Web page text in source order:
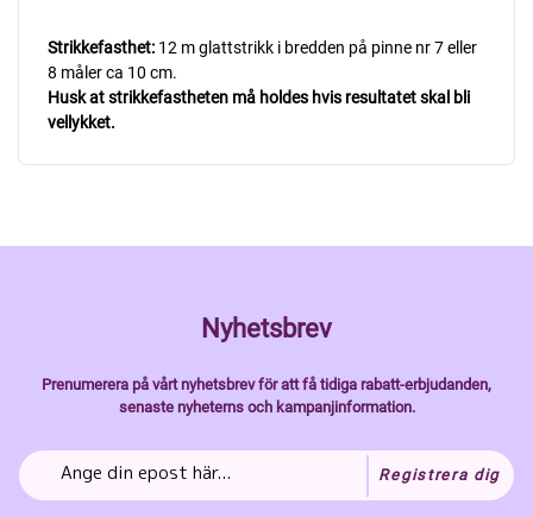
Strikkefasthet: 12 m glattstrikk i bredden på pinne nr 7 eller
8 måler ca 10 cm.
Husk at strikkefastheten må holdes hvis resultatet skal bli
vellykket.
Nyhetsbrev
Prenumerera på vårt nyhetsbrev för att få tidiga rabatt-erbjudanden,
senaste nyheterns och kampanjinformation.
Registrera dig